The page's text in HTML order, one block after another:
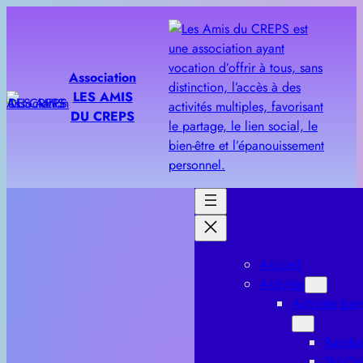
Association
LES AMIS
DU CREPS
Accueil
Activités
Activités